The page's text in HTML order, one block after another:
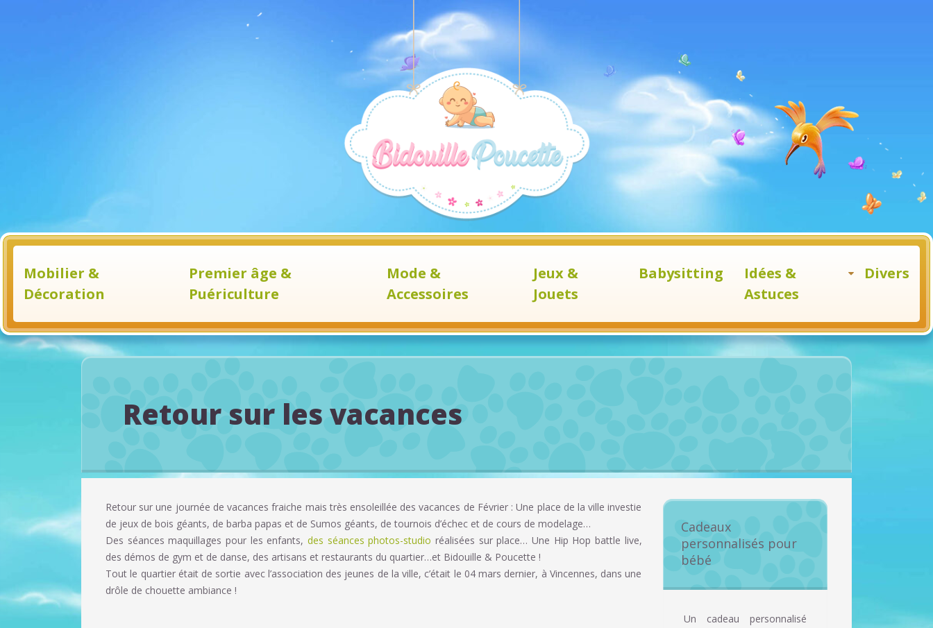
Mobilier &
Décoration
Premier âge &
Puériculture
Mode &
Accessoires
Jeux &
Jouets
Babysitting
Idées &
Astuces
Divers
Retour sur les vacances
Retour sur une journée de vacances fraiche mais très ensoleillée des vacances de Février : Une place de la ville investie
de jeux de bois géants, de barba papas et de Sumos géants, de tournois d’échec et de cours de modelage…
Des séances maquillages pour les enfants, des séances photos-studio réalisées sur place… Une Hip Hop battle live,
des démos de gym et de danse, des artisans et restaurants du quartier…et Bidouille & Poucette !
Tout le quartier était de sortie avec l’association des jeunes de la ville, c’était le 04 mars dernier, à Vincennes, dans une
drôle de chouette ambiance !
Cadeaux
personnalisés pour
bébé
Un cadeau personnalisé